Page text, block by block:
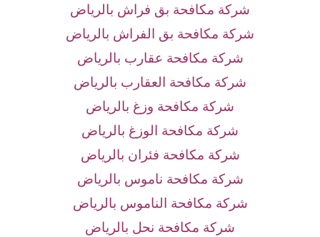
شركة مكافحة بق فراش بالرياض
شركة مكافحة بق الفراش بالرياض
شركة مكافحة عقارب بالرياض
شركة مكافحة العقارب بالرياض
شركة مكافحة وزغ بالرياض
شركة مكافحة الوزغ بالرياض
شركة مكافحة فئران بالرياض
شركة مكافحة ناموس بالرياض
شركة مكافحة الناموس بالرياض
شركة مكافحة نحل بالرياض